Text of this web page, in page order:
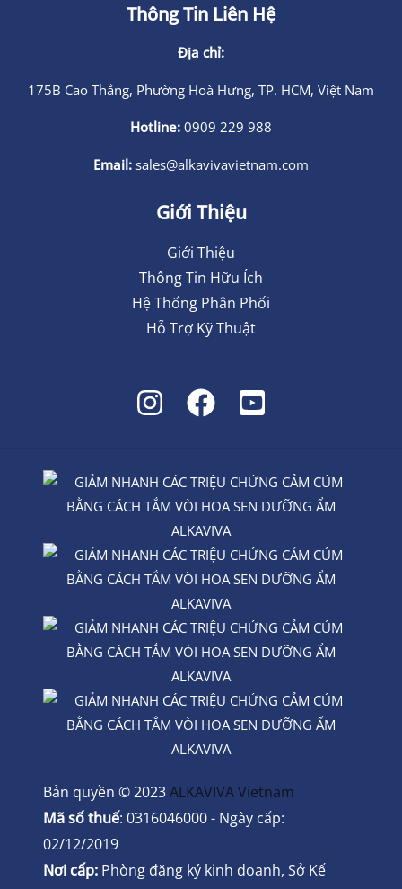
Thông Tin Liên Hệ
Địa chỉ:
175B Cao Thắng, Phường Hoà Hưng, TP. HCM, Việt Nam
Hotline: 0909 229 988
Email: sales@alkavivavietnam.com
Giới Thiệu
Giới Thiệu
Thông Tin Hữu Ích
Hệ Thống Phân Phối
Hỗ Trợ Kỹ Thuật
Bản quyền © 2023ALKAVIVA Vietnam
Mã số thuế: 0316046000 - Ngày cấp:
02/12/2019
Nơi cấp: Phòng đăng ký kinh doanh, Sở Kế